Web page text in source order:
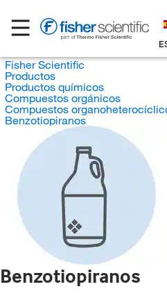
Fisher Scientific
Productos
Productos químicos
Compuestos orgánicos
Compuestos
Benzotiopiranos
Benzotiopiranos